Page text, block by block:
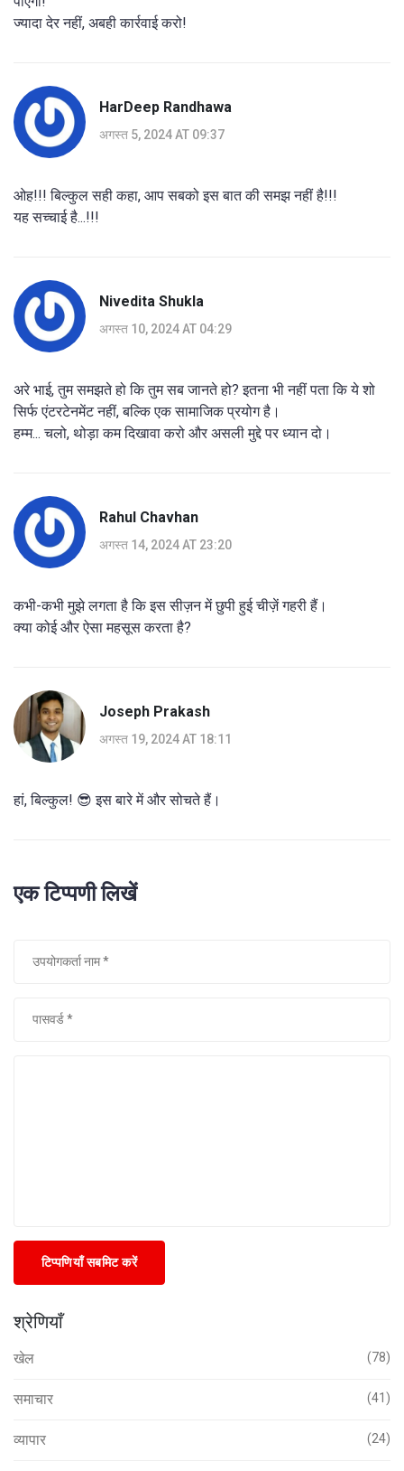
ज्यादा देर नहीं, अबही कार्रवाई करो!
HarDeep Randhawa
अगस्त 5, 2024 AT 09:37
ओह!!! बिल्कुल सही कहा, आप सबको इस बात की समझ नहीं है!!!
यह सच्चाई है...!!!
Nivedita Shukla
अगस्त 10, 2024 AT 04:29
अरे भाई, तुम समझते हो कि तुम सब जानते हो? इतना भी नहीं पता कि ये शो
सिर्फ एंटरटेनमेंट नहीं, बल्कि एक सामाजिक प्रयोग है।
हम्म... चलो, थोड़ा कम दिखावा करो और असली मुद्दे पर ध्यान दो।
Rahul Chavhan
अगस्त 14, 2024 AT 23:20
कभी-कभी मुझे लगता है कि इस सीज़न में छुपी हुई चीज़ें गहरी हैं।
क्या कोई और ऐसा महसूस करता है?
Joseph Prakash
अगस्त 19, 2024 AT 18:11
हां, बिल्कुल! 😎 इस बारे में और सोचते हैं।
एक टिप्पणी लिखें
टिप्पणियाँ सबमिट करें
श्रेणियाँ
खेल (78)
समाचार (41)
व्यापार (24)